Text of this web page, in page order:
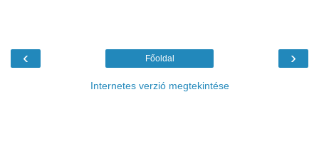
‹ ›
Főoldal
Internetes verzió megtekintése